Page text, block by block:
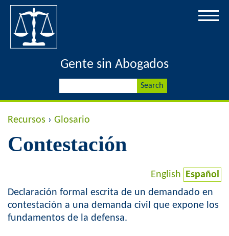
Gente sin Abogados
e
a
h
f
e
a
r
c
Y
o
a
r
Recursos › Glosario
Contestación
English Español
Declaración formal escrita de un demandado en
contestación a una demanda civil que expone los
fundamentos de la defensa.